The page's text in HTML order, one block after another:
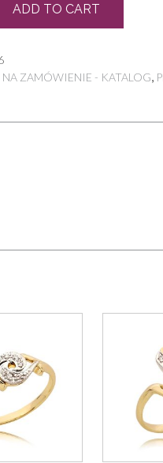
ADD TO CART
NA ZAMÓWIENIE - KATALOG